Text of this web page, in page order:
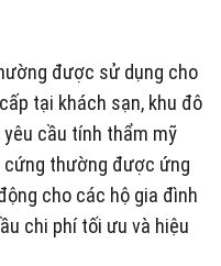
được sử dụng cho
tại khách sạn, khu đô
cầu tính thẩm mỹ
cứng thường được ứng
cho các hộ gia đình
chi phí tối ưu và hiệu